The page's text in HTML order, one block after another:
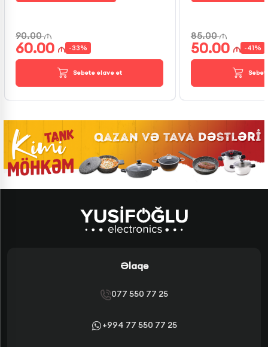
90.00
60.00 -33%
Səbətə əlavə et
85.00
50.00 -41%
Əlaqə
077 550 77 25
+994 77 550 77 25